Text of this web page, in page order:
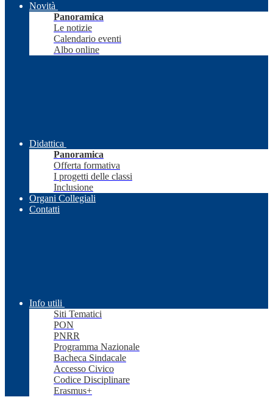
Novità
Panoramica
Le notizie
Calendario eventi
Albo online
Didattica
Panoramica
Offerta formativa
I progetti delle classi
Inclusione
Organi Collegiali
Contatti
Info utili
Siti Tematici
PON
PNRR
Programma Nazionale
Bacheca Sindacale
Accesso Civico
Codice Disciplinare
Erasmus+